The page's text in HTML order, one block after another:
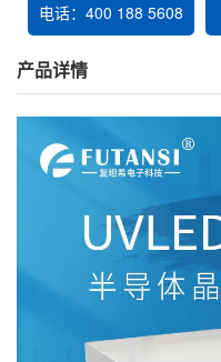
电话：400 188 5608
产品详情